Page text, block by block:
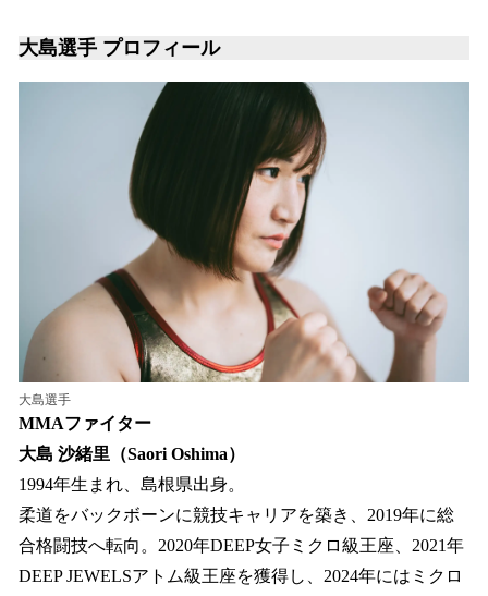
大島選手 プロフィール
大島選手
MMAファイター
大島 沙緒里（Saori Oshima）
1994年生まれ、島根県出身。
柔道をバックボーンに競技キャリアを築き、2019年に総
合格闘技へ転向。2020年DEEP女子ミクロ級王座、2021年
DEEP JEWELSアトム級王座を獲得し、2024年にはミクロ